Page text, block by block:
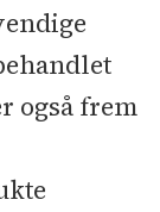
også frem